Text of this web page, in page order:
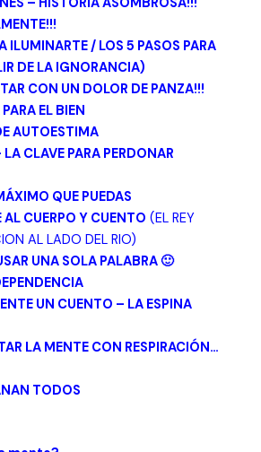
– HISTORIA ASOMBROSA!!!
ILUMINARTE / LOS 5 PASOS PARA
DE LA IGNORANCIA)
CON UN DOLOR DE PANZA!!!
EL BIEN
AUTOESTIMA
CLAVE PARA PERDONAR
QUE PUEDAS
AL CUERPO Y CUENTO (EL REY
AL LADO DEL RIO)
UNA SOLA PALABRA 🙂
UN CUENTO – LA ESPINA
LA MENTE CON RESPIRACIÓN…
TODOS